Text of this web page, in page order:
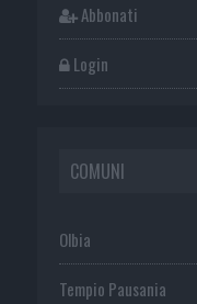
Abbonati
Login
COMUNI
Olbia
Tempio Pausania